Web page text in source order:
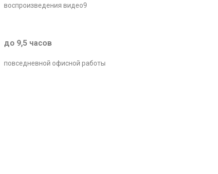
воспроизведения видео9
до 9,5 часов
повседневной офисной работы